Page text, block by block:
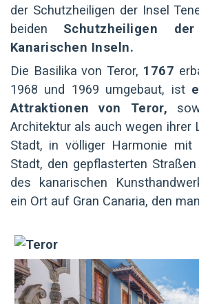
der Schutzheiligen der Insel
beiden Schutzheiligen
Kanarischen Inseln.
Die Basilika von Teror, 1767
1968 und 1969 umgebaut, ist
Attraktionen von Teror,
Architektur als auch wegen ihrer
Stadt, in völliger Harmonie mit
Stadt, den gepflasterten
des kanarischen
ein Ort auf Gran Canaria, den